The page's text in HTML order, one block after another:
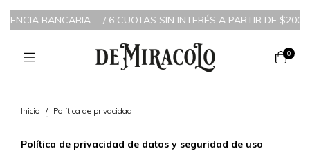
BANCARIA / 6 CUOTAS SIN INTERÉS A PARTIR DE
0
Inicio / Política de privacidad
Política de privacidad de datos y seguridad de uso